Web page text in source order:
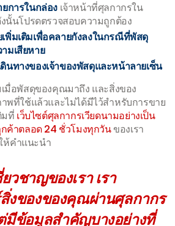
การในกล่อง เจ้าหน้าที่ศุลกากรใน
งนั้นโปรดตรวจสอบความถูกต้อง
พิ่มเติมเพื่อคลายกังลงในกรณีที่พัสดุ
มเสียหาย
นทางของเจ้าของพัสดุและหน้าลายเซ็น
มื่อพัสดุของคุณมาถึง และสิ่งของ
พที่ใช้แล้วและไม่ได้มีไว้สำหรับการขาย
มที่ เว็บไซต์ศุลกากรเวียดนามอย่างเป็น
ค้าตลอด 24 ชั่วโมงทุกวันของเรา
ห้คำแนะนำ
วชาญของเรา เรา
งของของคุณผ่านศุลกากร
มีข้อมูลสำคัญบางอย่างที่